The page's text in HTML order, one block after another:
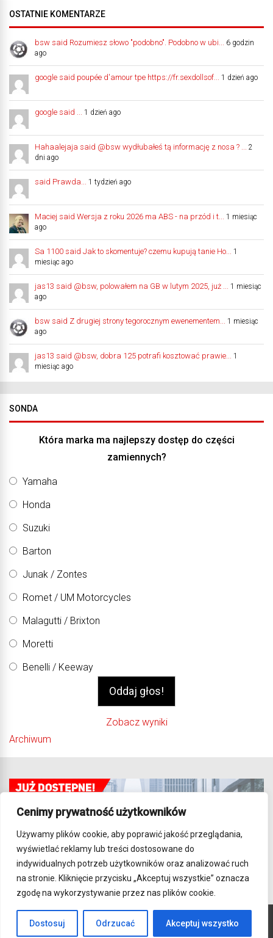
Cenimy prywatność użytkowników
Używamy plików cookie, aby poprawić jakość przeglądania,
wyświetlać reklamy lub treści dostosowane do
indywidualnych potrzeb użytkowników oraz analizować ruch
na stronie. Kliknięcie przycisku „Akceptuj wszystkie” oznacza
zgodę na wykorzystywanie przez nas plików cookie.
Dostosuj Odrzucać Akceptuj wszystko
OSTATNIE KOMENTARZE
bsw said Rozumiesz słowo "podobno". Podobno w ubi... 6 godzin
ago
google said poupée d'amour tpe https://fr.sexdollsof... 1 dzień ago
google said ... 1 dzień ago
Hahaalejaja said @bsw wydłubałeś tą informację z nosa ? ... 2
dni ago
said Prawda... 1 tydzień ago
Maciej said Wersja z roku 2026 ma ABS - na przód i t... 1 miesiąc
ago
Sa 1100 said Jak to skomentuje? czemu kupują tanie Ho... 1
miesiąc ago
jas13 said @bsw, polowałem na GB w lutym 2025, już ... 1 miesiąc
ago
bsw said Z drugiej strony tegorocznym ewenementem... 1 miesiąc
ago
jas13 said @bsw, dobra 125 potrafi kosztować prawie... 1
miesiąc ago
SONDA
Która marka ma najlepszy dostęp do części
zamiennych?
Yamaha
Honda
Suzuki
Barton
Junak / Zontes
Romet / UM Motorcycles
Malagutti / Brixton
Moretti
Benelli / Keeway
Zobacz wyniki
Archiwum
Wszelkie prawa zastrzeżone. Strona używa Cookies.